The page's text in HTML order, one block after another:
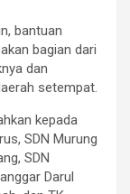
bantuan
bagian dari
dan
setempat.
kepada
SDN Murung
SDN
Darul